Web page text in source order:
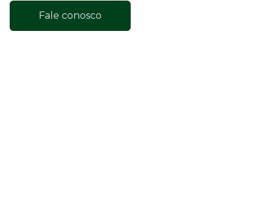
Fale conosco